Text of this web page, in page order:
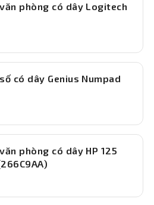
– nhập liệu dễ dàng
phẩm đáp ứng trọn vẹn nhu cầu
văn bản đến sử dụng phím tắt
hiệu quả làm việc cho người
cổ điển – thao tác êm ái
phòng có dây Logitech
có dây Genius Numpad
phòng có dây HP 125